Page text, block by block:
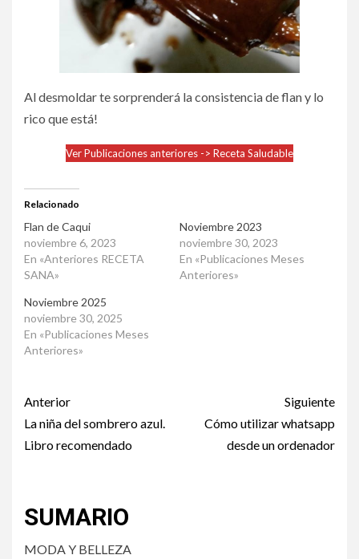
Al desmoldar te sorprenderá la consistencia de flan y lo
rico que está!
Ver Publicaciones anteriores -> Receta Saludable
Relacionado
Flan de Caqui
noviembre 6, 2023
En «Anteriores RECETA
SANA»
Noviembre 2023
noviembre 30, 2023
En «Publicaciones Meses
Anteriores»
Noviembre 2025
noviembre 30, 2025
En «Publicaciones Meses
Anteriores»
Post
navigation
Anterior
La niña del sombrero azul.
Libro recomendado
Siguiente
Cómo utilizar whatsapp
desde un ordenador
SUMARIO
MODA Y BELLEZA